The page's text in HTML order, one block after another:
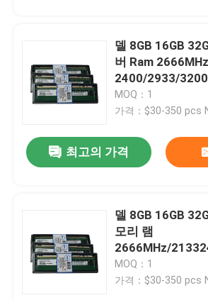
델 8GB 16GB
버 Ram
2400/2933/3200
MOQ：1
가격：$30-350 pcs
최고의 가격
델 8GB 16GB
모리 램
2666MHz/
MOQ：1
가격：$30-350 pcs